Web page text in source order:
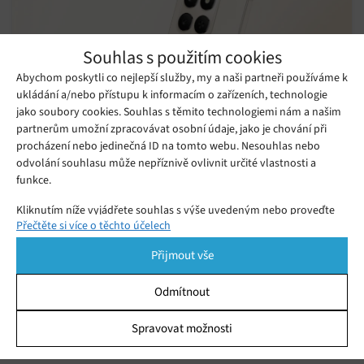
Souhlas s použitím cookies
Abychom poskytli co nejlepší služby, my a naši partneři používáme k
ukládání a/nebo přístupu k informacím o zařízeních, technologie
jako soubory cookies. Souhlas s těmito technologiemi nám a našim
partnerům umožní zpracovávat osobní údaje, jako je chování při
procházení nebo jedinečná ID na tomto webu. Nesouhlas nebo
odvolání souhlasu může nepříznivě ovlivnit určité vlastnosti a
funkce.
Kliknutím níže vyjádřete souhlas s výše uvedeným nebo proveďte
podrobnější rozhodnutí. Vaše volby budou použity pouze na tomto
pomocí přepínačů v Zásadách cookies nebo kliknutím na tlačítko
Spravovat souhlas ve spodní části obrazovky.
Ukládání a/nebo přístup k informacím v zařízení, Porozumění
publiku prostřednictvím statistik nebo kombinací údajů z
Přečtěte si více o těchto účelech
Přijmout vše
Odmítnout
Spravovat možnosti
HONOR 400 Smart: Nový smartphone s AI
funkcemi míří do Česka
Pátek 12. 09. 2025 Ivana
Novinka HONOR 400 Smart přináší AI funkce, odolnost IP54 a
6500mAh baterii. Na český trh míří v září za skvělou cenu 4 990
HONOR Magic7 Pro: Několikanásobný
vítěz testů